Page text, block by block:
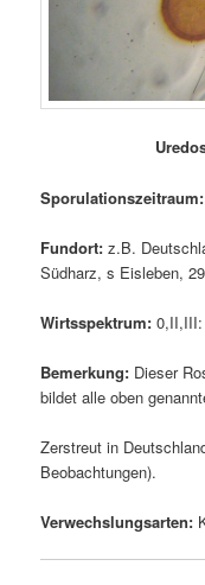
Sporulationszeitraum:
Fundort: z.B.
Südharz, s Eisleben,
Wirtsspektrum:
Bemerkung: Dieser
bildet alle oben
Zerstreut in
Beobachtungen).
Verwechslungsarten: